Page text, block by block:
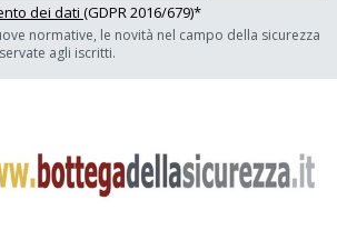
dei dati (GDPR 2016/679)*
normative, le novità nel campo della sicurezza
agli iscritti.